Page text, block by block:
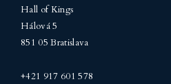
Hall of Kings
Hálová 5
851 05 Bratislava
+421 917 601 578